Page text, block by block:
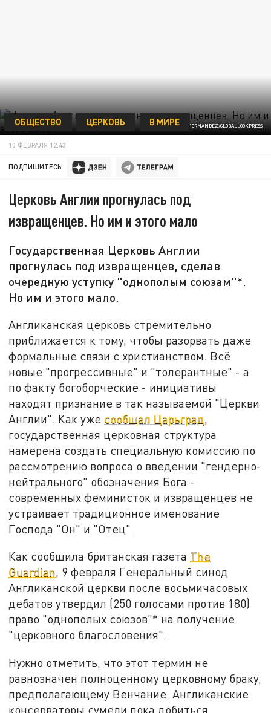
ФОТО: ANA FERNANDEZ/GLOBALLOOKPRESS
ОБЩЕСТВО ЦЕРКОВЬ В МИРЕ
10 ФЕВРАЛЯ 12:43
ПОДПИШИТЕСЬ:
Церковь Англии прогнулась под
извращенцев. Но им и этого мало
Государственная Церковь Англии
прогнулась под извращенцев, сделав
очередную уступку "однополым союзам"*.
Но им и этого мало.
Англиканская церковь стремительно
приближается к тому, чтобы разорвать даже
формальные связи с христианством. Всё
новые "прогрессивные" и "толерантные" - а
по факту богоборческие - инициативы
находят признание в так называемой "Церкви
Англии". Как уже сообщал Царьград,
государственная церковная структура
намерена создать специальную комиссию по
рассмотрению вопроса о введении "гендерно-
нейтрального" обозначения Бога -
современных феминисток и извращенцев не
устраивает традиционное именование
Господа "Он" и "Отец".
Как сообщила британская газета The
Guardian, 9 февраля Генеральный синод
Англиканской церкви после восьмичасовых
дебатов утвердил (250 голосами против 180)
право "однополых союзов"* на получение
"церковного благословения".
Нужно отметить, что этот термин не
равнозначен полноценному церковному браку,
предполагающему Венчание. Англиканские
консерваторы сумели пока добиться